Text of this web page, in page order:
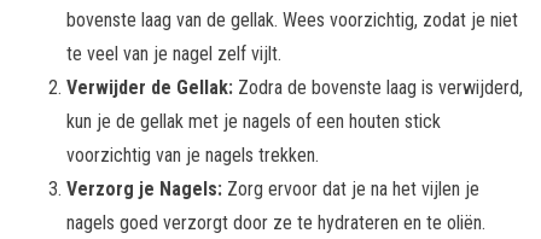
bovenste laag van de gellak. Wees voorzichtig, zodat je niet
te veel van je nagel zelf vijlt.
Verwijder de Gellak: Zodra de bovenste laag is verwijderd,
kun je de gellak met je nagels of een houten stick
voorzichtig van je nagels trekken.
Verzorg je Nagels: Zorg ervoor dat je na het vijlen je
nagels goed verzorgt door ze te hydrateren en te oliën.